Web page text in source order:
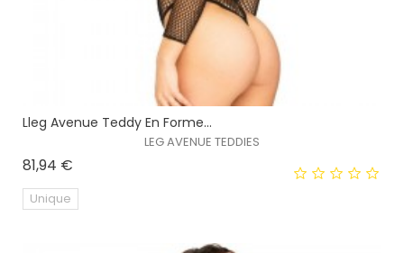
Lleg Avenue Teddy En Forme...
LEG AVENUE TEDDIES
81,94 €
Unique